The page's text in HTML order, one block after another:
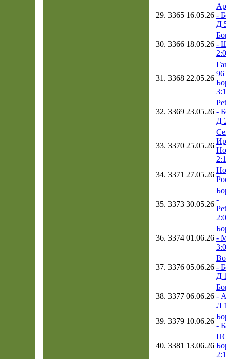
29. 3365 16.05.26 -
Д
30. 3366 18.05.26 -
2:0
31. 3368 22.05.26
96
3:1
32. 3369 23.05.26 -
Д
33. 3370 25.05.26
2:1
34. 3371 27.05.26
35. 3373 30.05.26
-
2:0
36. 3374 01.06.26 -
3:0
37. 3376 05.06.26 -
Д
38. 3377 06.06.26 -
Л
39. 3379 10.06.26
-
40. 3381 13.06.26
2:1